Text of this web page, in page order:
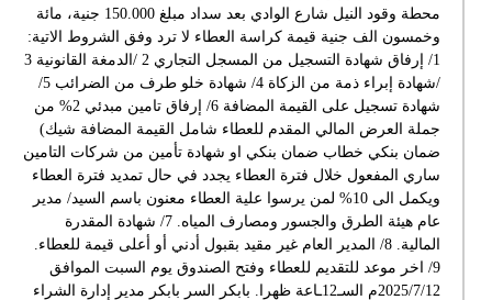
محطة وقود النيل شارع الوادي بعد سداد مبلغ 150.000 جنية، مائة
وخمسون الف جنية قيمة كراسة العطاء لا ترد وفق الشروط الاتية:
1/ إرفاق شهادة التسجيل من المسجل التجاري 2 /الدمغة القانونية 3
/شهادة إبراء ذمة من الزكاة 4/ شهادة خلو طرف من الضرائب 5/
شهادة تسجيل على القيمة المضافة 6/ إرفاق تامين مبدئي 2% من
جملة العرض المالي المقدم للعطاء شامل القيمة المضافة شيك)
ضمان بنكي خطاب ضمان بنكي او شهادة تأمين من شركات التامين
ساري المفعول خلال فترة العطاء يجدد في حال تمديد فترة العطاء
ويكمل الى 10% لمن يرسوا علية العطاء معنون باسم السيد/ مدير
عام هيئة الطرق والجسور ومصارف المياه. 7/ شهادة المقدرة
المالية. 8/ المدير العام غير مقيد بقبول أدني أو أعلى قيمة للعطاء.
9/ اخر موعد للتقديم للعطاء وفتح الصندوق يوم السبت الموافق
2025/7/12م السـ12ـاعة ظهرا. بابكر السر بابكر مدير إدارة الشراء